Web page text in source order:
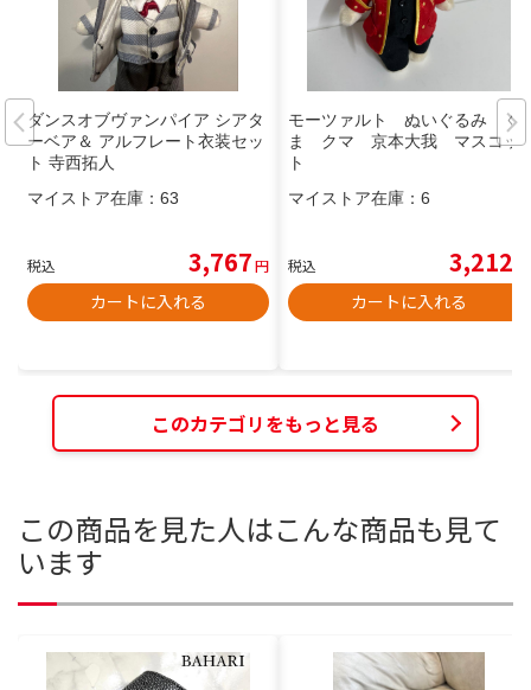
ダンスオブヴァンパイア シアタ
ーベア＆ アルフレート衣装セッ
ト 寺西拓人
マイストア在庫： 63
税込 3,767円
カートに入れる
モーツァルト ぬいぐるみ く
ま クマ 京本大我 マスコッ
ト
マイストア在庫： 6
税込 3,212
カートに入れる
このカテゴリをもっと見る
この商品を見た人はこんな商品も見て
います